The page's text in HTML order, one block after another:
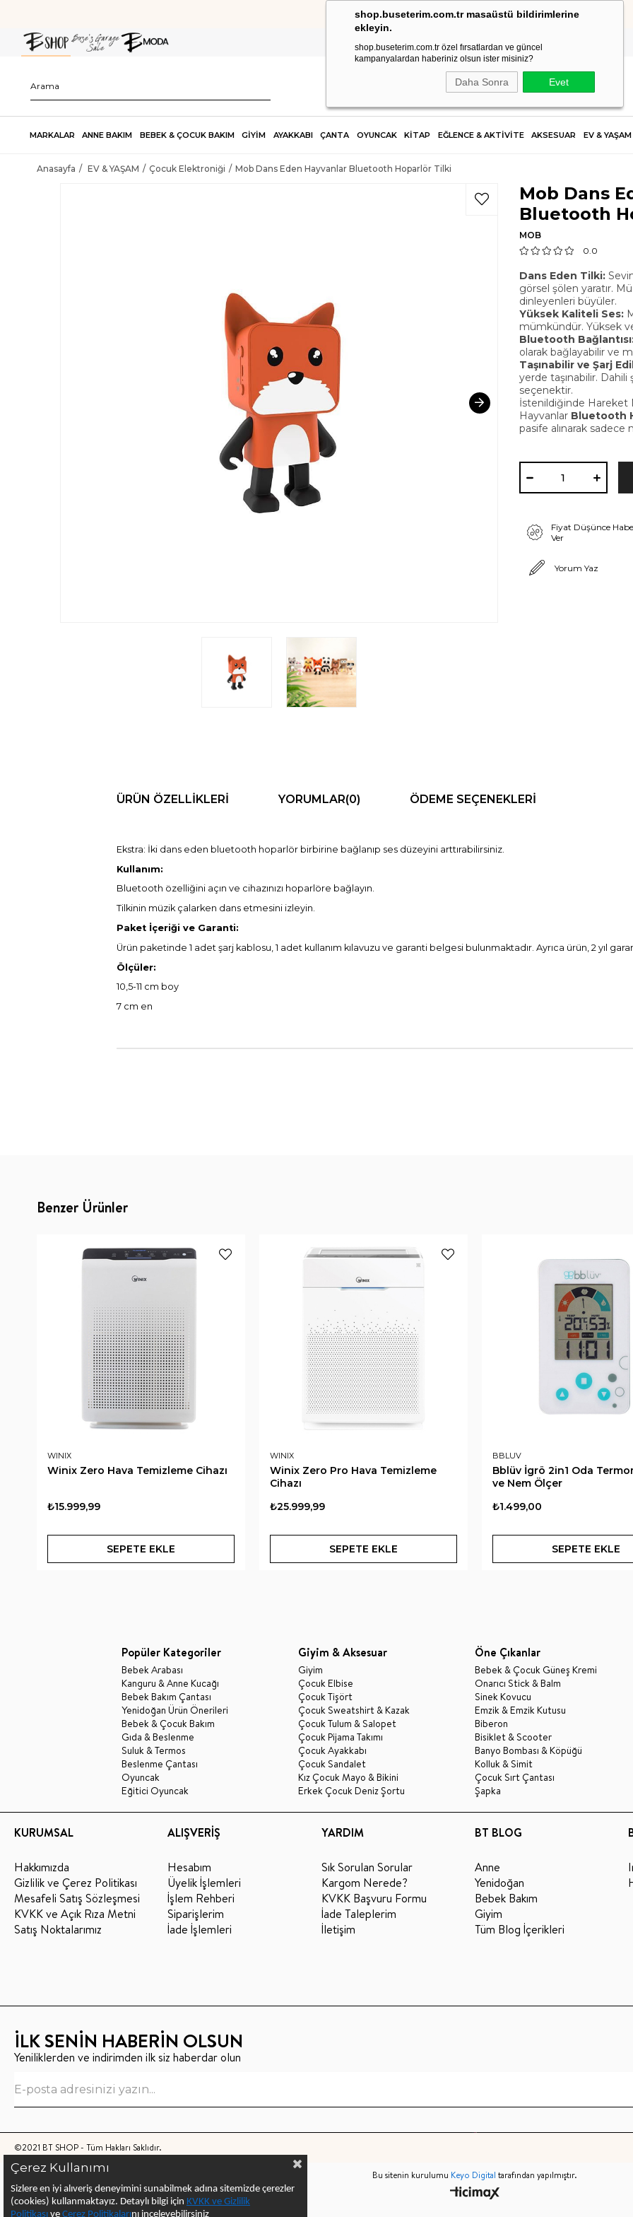
shop.buseterim.com.tr masaüstü bildirimlerine
ekleyin.
shop.buseterim.com.tr özel fırsatlardan ve güncel
kampanyalardan haberiniz olsun ister misiniz?
Daha Sonra Evet
HIZLI KARGO
MARKALAR ANNE BAKIM BEBEK & ÇOCUK BAKIM GİYİM AYAKKABI ÇANTA OYUNCAK KİTAP EĞLENCE & AKTİVİTE AKSESUAR EV & YAŞAM
Anasayfa EV & YAŞAM Çocuk Elektroniği Mob Dans Eden Hayvanlar Bluetooth Hoparlör Tilki
Mob Dans
Bluetooth
MOB
0.0
Dans Eden Tilki:
görsel şölen yaratır.
dinleyenleri büyüler.
Yüksek Kaliteli Ses:
mümkündür. Yüksek
Bluetooth
olarak bağlayabilir ve
Taşınabilir ve Şarj
yerde taşınabilir. Dahili
İstenildiğinde Hareket
Hayvanlar Bluetooth
pasife alınarak sadece
Fiyat Düşünce
Ver
Yorum Yaz
ÜRÜN ÖZELLIKLERI YORUMLAR(0) ÖDEME SEÇENEKLERI
Ekstra: İki dans eden bluetooth hoparlör birbirine bağlanıp ses düzeyini arttırabilirsiniz.
Kullanım:
Bluetooth özelliğini açın ve cihazınızı hoparlöre bağlayın.
Tilkinin müzik çalarken dans etmesini izleyin.
Paket İçeriği ve Garanti:
Ürün paketinde 1 adet şarj kablosu, 1 adet kullanım kılavuzu ve garanti belgesi bulunmaktadır. Ayrıca ürün, 2 yıl
Ölçüler:
10,5-11 cm boy
7 cm en
Benzer Ürünler
WINIX
Winix Zero Hava Temizleme Cihazı
₺15.999,99
SEPETE EKLE
WINIX
Winix Zero Pro Hava Temizleme
Cihazı
₺25.999,99
SEPETE EKLE
BBLUV
Bblüv İgrö 2in1 Oda
ve Nem Ölçer
₺1.499,00
SEPETE EKLE
Popüler Kategoriler
Bebek Arabası
Kanguru & Anne Kucağı
Bebek Bakım Çantası
Yenidoğan Ürün Önerileri
Bebek & Çocuk Bakım
Gıda & Beslenme
Suluk & Termos
Beslenme Çantası
Oyuncak
Eğitici Oyuncak
Giyim & Aksesuar
Giyim
Çocuk Elbise
Çocuk Tişört
Çocuk Sweatshirt & Kazak
Çocuk Tulum & Salopet
Çocuk Pijama Takımı
Çocuk Ayakkabı
Çocuk Sandalet
Kız Çocuk Mayo & Bikini
Erkek Çocuk Deniz Şortu
Öne Çıkanlar
Bebek & Çocuk Güneş Kremi
Onarıcı Stick & Balm
Sinek Kovucu
Emzik & Emzik Kutusu
Biberon
Bisiklet & Scooter
Banyo Bombası & Köpüğü
Kolluk & Simit
Çocuk Sırt Çantası
Şapka
KURUMSAL
Hakkımızda
Gizlilik ve Çerez Politikası
Mesafeli Satış Sözleşmesi
KVKK ve Açık Rıza Metni
Satış Noktalarımız
ALIŞVERİŞ
Hesabım
Üyelik İşlemleri
İşlem Rehberi
Siparişlerim
İade İşlemleri
YARDIM
Sık Sorulan Sorular
Kargom Nerede?
KVKK Başvuru Formu
İade Taleplerim
İletişim
BT BLOG
Anne
Yenidoğan
Bebek Bakım
Giyim
Tüm Blog İçerikleri
İLK SENİN HABERİN OLSUN
Yeniliklerden ve indirimden ilk siz haberdar olun
©2021 BT SHOP - Tüm Hakları Saklıdır.
Bu sitenin kurulumu Keyo Digital tarafından yapılmıştır.
Çerez Kullanımı
Sizlere en iyi alıveriş deneyimini sunabilmek adına sitemizde çerezler
(cookies) kullanmaktayız. Detaylı bilgi için KVKK ve Gizlilik
Politikası ve Çerez Politika larını inceleyebilirsiniz